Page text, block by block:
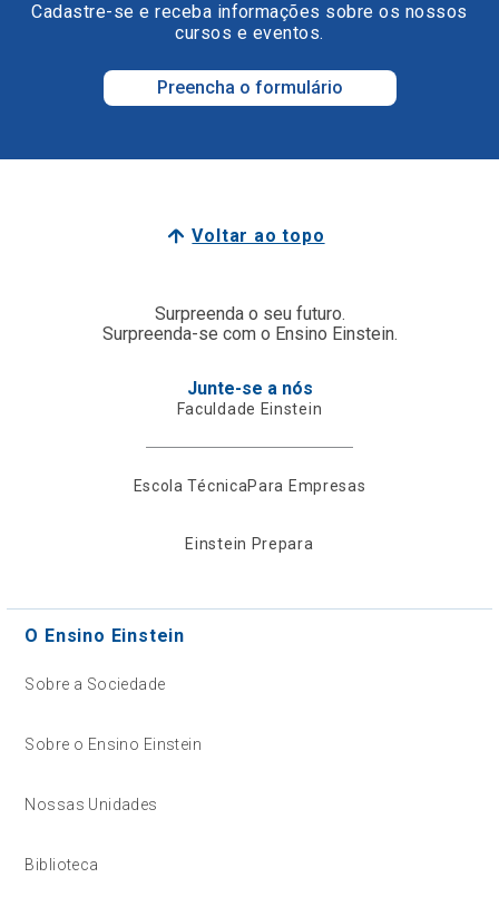
Cadastre-se e receba informações sobre os nossos
cursos e eventos.
Preencha o formulário
Voltar ao topo
Surpreenda o seu futuro.
Surpreenda-se com o Ensino Einstein.
Junte-se a nós
Faculdade Einstein
Escola TécnicaPara Empresas
Einstein Prepara
O Ensino Einstein
Sobre a Sociedade
Sobre o Ensino Einstein
Nossas Unidades
Biblioteca